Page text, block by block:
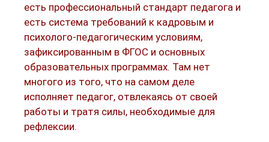
есть профессиональный стандарт педагога и
есть система требований к кадровым и
психолого-педагогическим условиям,
зафиксированным в ФГОС и основных
образовательных программах. Там нет
многого из того, что на самом деле
исполняет педагог, отвлекаясь от своей
работы и тратя силы, необходимые для
рефлексии.